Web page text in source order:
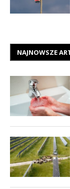
NAJNOWSZE